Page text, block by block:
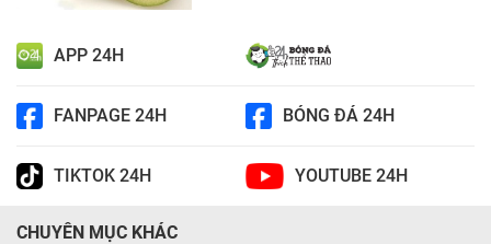
APP 24H
FANPAGE 24H BÓNG ĐÁ 24H
TIKTOK 24H YOUTUBE 24H
CHUYÊN MỤC KHÁC